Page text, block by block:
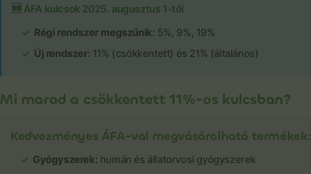
🆕 ÁFA kulcsok 2025. augusztus 1-től
Régi rendszer megszűnik: 5%, 9%, 19%
Új rendszer: 11% (csökkentett) és 21% (általános)
Mi marad a csökkentett 11%-os kulcsban?
Kedvezményes ÁFA-val megvásárolható termékek:
Gyógyszerek: humán és állatorvosi gyógyszerek